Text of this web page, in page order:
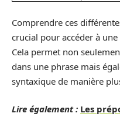
Comprendre ces
crucial pour accéder à
Cela permet non
dans une phrase mais
syntaxique de manière
Lire également : Les